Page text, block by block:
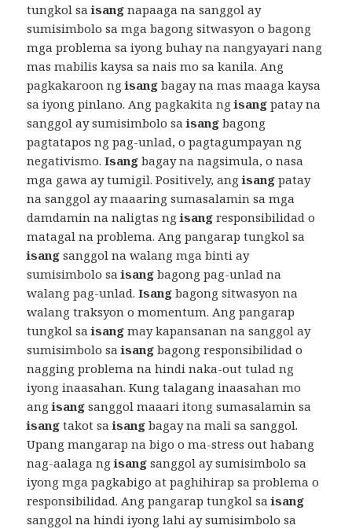
tungkol saisang napaaga na sanggol ay
sumisimbolo sa mga bagong sitwasyon o bagong
mga problema sa iyong buhay na nangyayari nang
mas mabilis kaysa sa nais mo sa kanila. Ang
pagkakaroon ngisang bagay na mas maaga kaysa
sa iyong pinlano. Ang pagkakita ngisang patay na
sanggol ay sumisimbolo saisang bagong
pagtatapos ng pag-unlad, o pagtagumpayan ng
negativismo.Isang bagay na nagsimula, o nasa
mga gawa ay tumigil. Positively, angisang patay
na sanggol ay maaaring sumasalamin sa mga
damdamin na naligtas ngisang responsibilidad o
matagal na problema. Ang pangarap tungkol sa
isang sanggol na walang mga binti ay
sumisimbolo saisang bagong pag-unlad na
walang pag-unlad.Isang bagong sitwasyon na
walang traksyon o momentum. Ang pangarap
tungkol saisang may kapansanan na sanggol ay
sumisimbolo saisang bagong responsibilidad o
nagging problema na hindi naka-out tulad ng
iyong inaasahan. Kung talagang inaasahan mo
angisang sanggol maaari itong sumasalamin sa
isang takot saisang bagay na mali sa sanggol.
Upang mangarap na bigo o ma-stress out habang
nag-aalaga ngisang sanggol ay sumisimbolo sa
iyong mga pagkabigo at paghihirap sa problema o
responsibilidad. Ang pangarap tungkol saisang
sanggol na hindi iyong lahi ay sumisimbolo sa